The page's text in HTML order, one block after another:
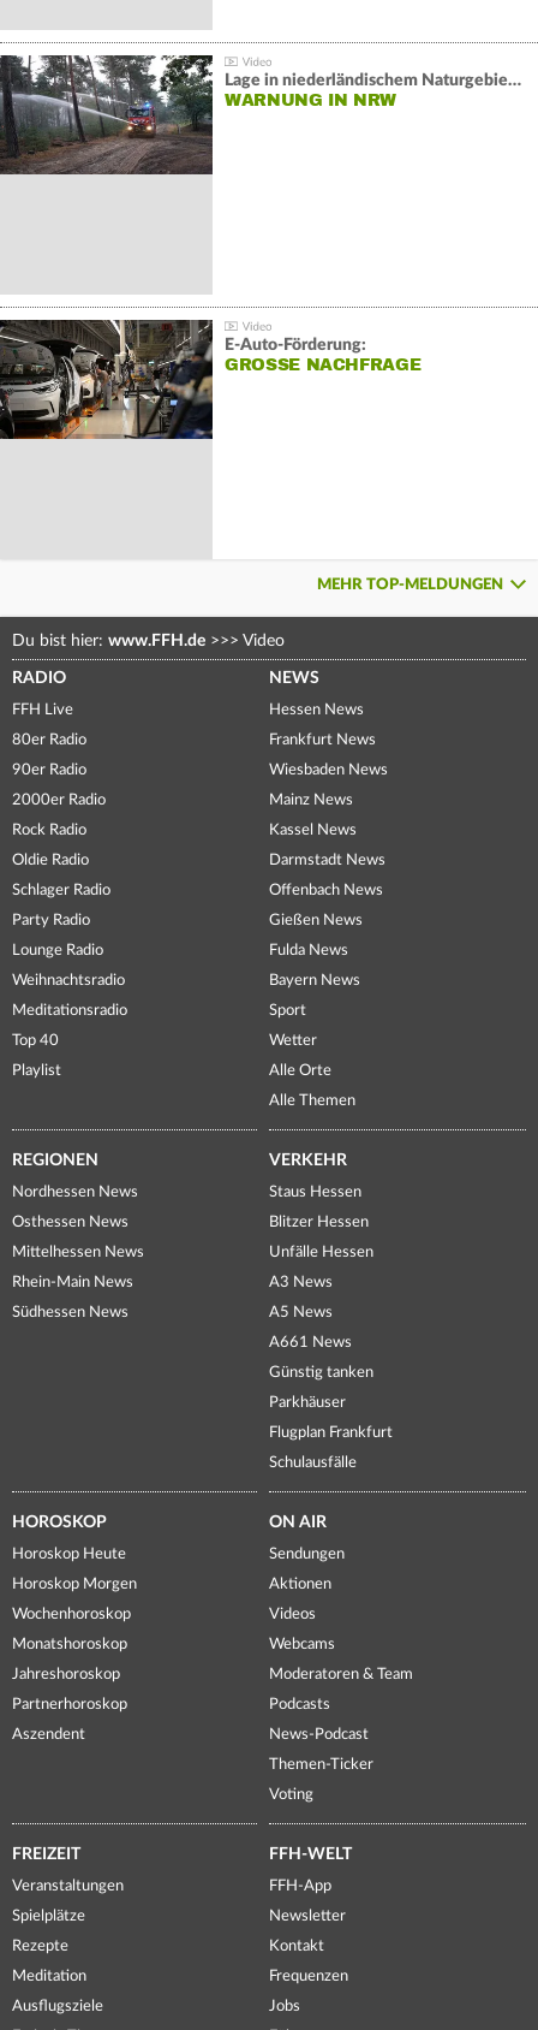
Lage in niederländischem Naturgebiet stabil
WARNUNG IN NRW
E-Auto-Förderung:
GROSSE NACHFRAGE
MEHR TOP-MELDUNGEN
Du bist hier: www.FFH.de >>> Video
RADIO
FFH Live
80er Radio
90er Radio
2000er Radio
Rock Radio
Oldie Radio
Schlager Radio
Party Radio
Lounge Radio
Weihnachtsradio
Meditationsradio
Top 40
Playlist
NEWS
Hessen News
Frankfurt News
Wiesbaden News
Mainz News
Kassel News
Darmstadt News
Offenbach News
Gießen News
Fulda News
Bayern News
Sport
Wetter
Alle Orte
Alle Themen
REGIONEN
Nordhessen News
Osthessen News
Mittelhessen News
Rhein-Main News
Südhessen News
VERKEHR
Staus Hessen
Blitzer Hessen
Unfälle Hessen
A3 News
A5 News
A661 News
Günstig tanken
Parkhäuser
Flugplan Frankfurt
Schulausfälle
HOROSKOP
Horoskop Heute
Horoskop Morgen
Wochenhoroskop
Monatshoroskop
Jahreshoroskop
Partnerhoroskop
Aszendent
ON AIR
Sendungen
Aktionen
Videos
Webcams
Moderatoren & Team
Podcasts
News-Podcast
Themen-Ticker
Voting
FREIZEIT
Veranstaltungen
Spielplätze
Rezepte
Meditation
Ausflugsziele
FFH-WELT
FFH-App
Newsletter
Kontakt
Frequenzen
Jobs